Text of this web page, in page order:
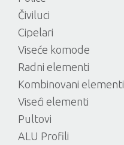
Čiviluci
Cipelari
Viseće komode
Radni elementi
Kombinovani elementi
Viseći elementi
Pultovi
ALU Profili